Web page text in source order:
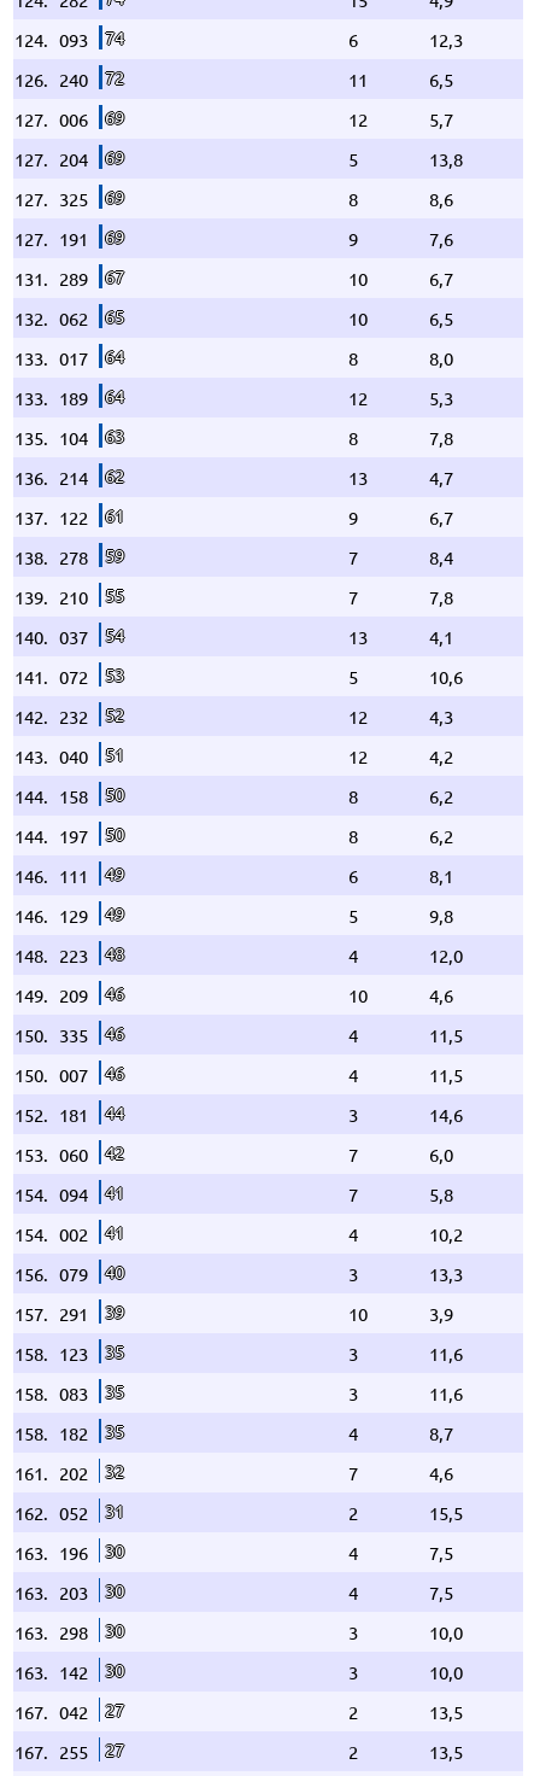
124. 093 74 6
12,3
126. 240 72 11
6,5
127. 006 69 12
5,7
127. 204 69 5
13,8
127. 325 69 8
8,6
127. 191 69 9
7,6
131. 289 67 10
6,7
132. 062 65 10
6,5
133. 017 64 8
8,0
133. 189 64 12
5,3
135. 104 63 8
7,8
136. 214 62 13
4,7
137. 122 61 9
6,7
138. 278 59 7
8,4
139. 210 55 7
7,8
140. 037 54 13
4,1
141. 072 53 5
10,6
142. 232 52 12
4,3
143. 040 51 12
4,2
144. 158 50 8
6,2
144. 197 50 8
6,2
146. 111 49 6
8,1
146. 129 49 5
9,8
148. 223 48 4
12,0
149. 209 46 10
4,6
150. 335 46 4
11,5
150. 007 46 4
11,5
152. 181 44 3
14,6
153. 060 42 7
6,0
154. 094 41 7
5,8
154. 002 41 4
10,2
156. 079 40 3
13,3
157. 291 39 10
3,9
158. 123 35 3
11,6
158. 083 35 3
11,6
158. 182 35 4
8,7
161. 202 32 7
4,6
162. 052 31 2
15,5
163. 196 30 4
7,5
163. 203 30 4
7,5
163. 298 30 3
10,0
163. 142 30 3
10,0
167. 042 27 2
13,5
167. 255 27 2
13,5